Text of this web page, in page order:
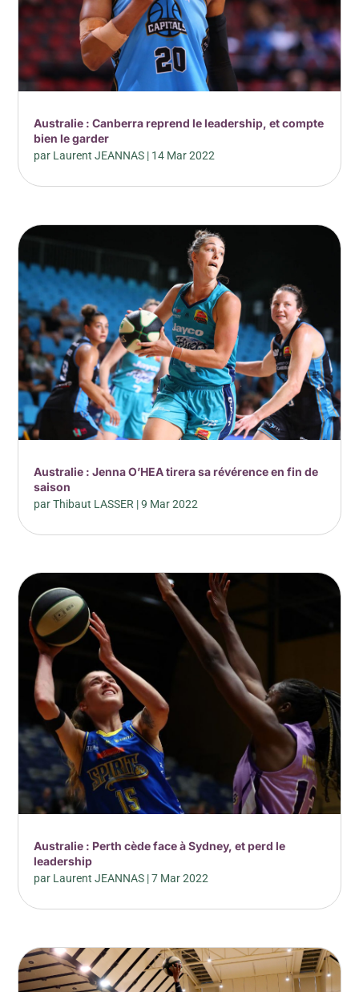
Australie : Canberra reprend le leadership, et compte
bien le garder
par Laurent JEANNAS | 14 Mar 2022
Australie : Jenna O’HEA tirera sa révérence en fin de
saison
parThibaut LASSER |9 Mar 2022
Australie : Perth cède face à Sydney, et perd le
leadership
par Laurent JEANNAS |7 Mar 2022